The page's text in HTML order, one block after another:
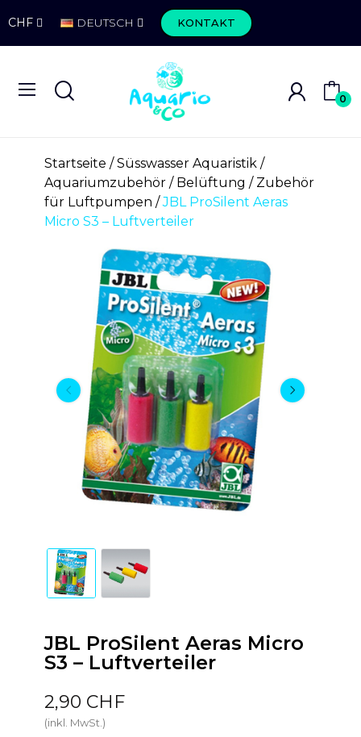
CHF DEUTSCH KONTAKT
0
Startseite
Süsswasser Aquaristik
Aquariumzubehör
Belüftung
Zubehör
für Luftpumpen
JBL ProSilent Aeras
Micro S3 – Luftverteiler
JBL ProSilent Aeras Micro
S3 – Luftverteiler
2,90 CHF
(inkl. MwSt.)